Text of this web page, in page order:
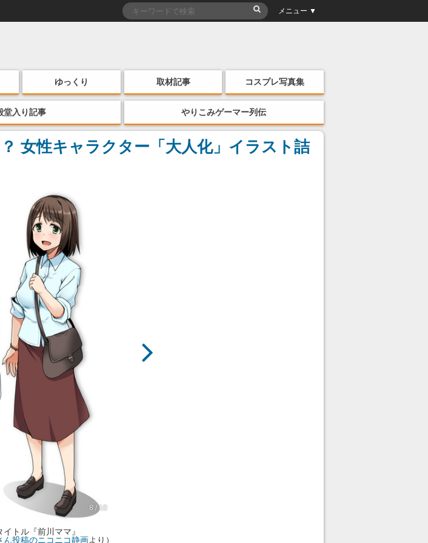
メニュー ▼
ゆっくり 取材記事 コスプレ写真集
堂入り記事 やりこみゲーマー列伝
女性キャラクター「大人化」イラスト詰
8 / 10
トル『前川ママ』
ん投稿のニコニコ静画より）